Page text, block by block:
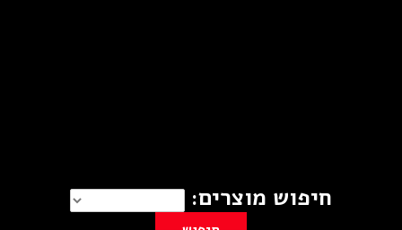
חיפוש מוצרים: